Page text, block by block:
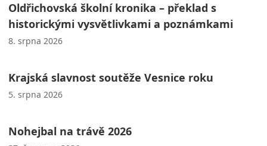
Oldřichovská školní kronika – překlad s
historickými vysvětlivkami a poznámkami
8. srpna 2026
Krajská slavnost soutěže Vesnice roku
5. srpna 2026
Nohejbal na trávě 2026